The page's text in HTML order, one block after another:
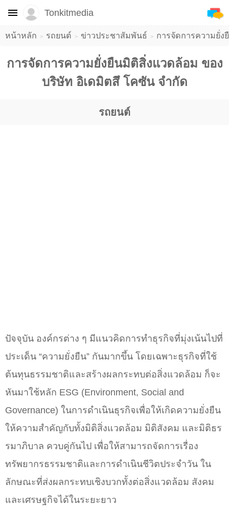
หน้าหลัก รถยนต์ ข่าวประชาสัมพันธ์ การจัดการความยั่
การจัดการความยั่งยืนมิติสิ่งแวดล้อม ของ
บริษัท อิเดมิตสึ โคซัน จำกัด
รถยนต์
ปัจจุบัน องค์กรต่าง ๆ มีแนวคิดการทำธุรกิจที่มุ่งเน้นไปที่
ประเด็น “ความยั่งยืน” กันมากขึ้น โดยเฉพาะธุรกิจที่ใช้
ต้นทุนธรรมชาติและสร้างผลกระทบต่อสิ่งแวดล้อม ก็จะ
หันมาใช้หลัก ESG (Environment, Social and
Governance) ในการดำเนินธุรกิจเพื่อให้เกิดความยั่งยืน
ให้ความสำคัญกับทั้งมิติสิ่งแวดล้อม มิติสังคม และมิติธร
รมาภิบาล ควบคู่กันไป เพื่อให้สามารถจัดการเรื่อง
ทรัพยากรธรรมชาติและการดำเนินชีวิตประจำวัน ใน
ลักษณะที่ส่งผลกระทบเชิงบวกทั้งต่อสิ่งแวดล้อม สังคม
และเศรษฐกิจได้ในระยะยาว
Tonkitmedia